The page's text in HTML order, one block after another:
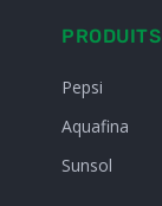
Pepsi
Aquafina
Sunsol